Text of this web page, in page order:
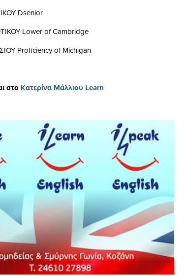
Dsenior
Lower of Cambridge
Proficiency of Michigan
στο Κατερίνα Μάλλιου Learn